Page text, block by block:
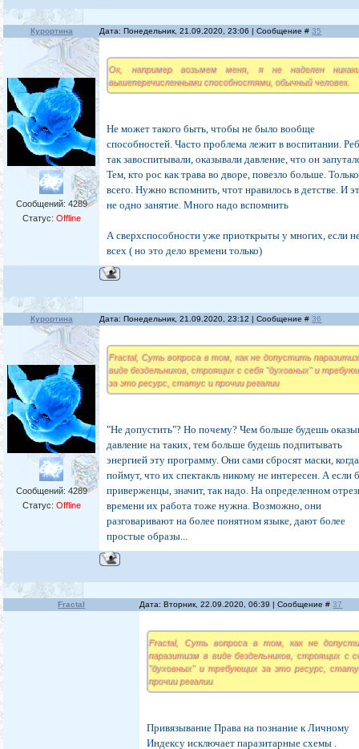
Курортина Дата: Понедельник, 21.09.2020, 23:06 | Сообщение #35
Сообщений: 4289
Статус: Offline
Ок, например возьмем меня, я не наделен
вышеперечисленными способностями, обычный человек.
Не может такого быть, чтобы не было вообще
способностей. Часто проблема лежит в воспитании.
так завоспитывали, оказывали давление, что он
Тем, кто рос как трава во дворе, повезло больше.
всего. Нужно вспомнить, чтот нравилось в детстве. И
не одно занятие. Много надо вспомнить
А сверхспособности уже приоткрыты у многих, если
всех ( но это дело времени только)
Курортина Дата: Понедельник, 21.09.2020, 23:12 | Сообщение #36
Сообщений: 4289
Статус: Offline
Fractal, Суть вопроса в том, как не допустить
виде бездельников, строящих с себя "духовных" и
за это ресурс, статус и прочии регалии
"Не допустить"? Но почему? Чем больше будешь
давление на таких, тем больше будешь подпитывать
энергией эту программу. Они сами сбросят маски, когда
поймут, что их спектакль никому не интересен. А если
приверженцы, значит, так надо. На определенном
времени их работа тоже нужна. Возможно, они
разговаривают на более понятном языке, дают более
простые образы...
Fractal Дата: Вторник, 22.09.2020, 06:39 | Сообщение #37
Fractal, Суть вопроса в том, как не
паразитизм в виде бездельников, строящих с
"духовных" и требующих за это ресурс,
прочии регалии
Привязывание Права на познание к Личному
Индексу исключает паразитарные схемы .